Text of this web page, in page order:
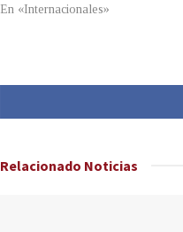
En «Internacionales»
Relacionado Noticias